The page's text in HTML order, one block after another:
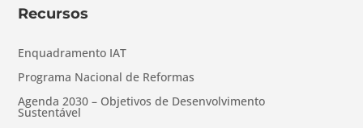
Recursos
Enquadramento IAT
Programa Nacional de Reformas
Agenda 2030 – Objetivos de Desenvolvimento
Sustentável